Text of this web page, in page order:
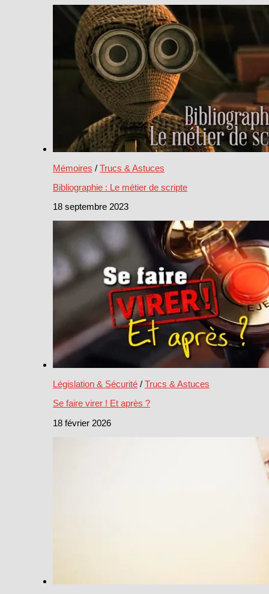
Mémoires / Trucs & Astuces
Bibliographie : Le métier de scripte
18 septembre 2023
Législation & Sécurité / Trucs & Astuces
Se faire virer ! Et après ?
18 février 2026